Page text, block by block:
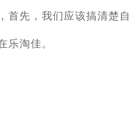
首先，我们应该搞清楚
乐淘佳。